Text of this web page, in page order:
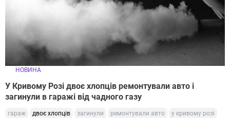
НОВИНА
У Кривому Розі двоє хлопців ремонтували авто і
загинули в гаражі від чадного газу
гараж двоє хлопців загинули ремонтували авто
у кривому розі